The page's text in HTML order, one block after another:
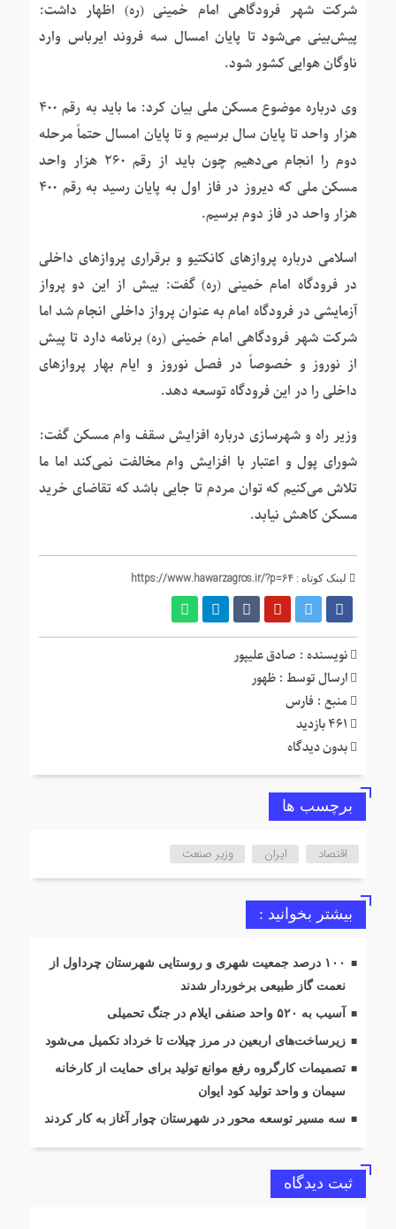
شرکت شهر فرودگاهی امام خمینی (ره) اظهار داشت:
پیش‌بینی می‌شود تا پایان امسال سه فروند ایرباس وارد
ناوگان هوایی کشور شود.
وی درباره موضوع مسکن ملی بیان کرد: ما باید به رقم ۴۰۰
هزار واحد تا پایان سال برسیم و تا پایان امسال حتماً مرحله
دوم را انجام می‌دهیم چون باید از رقم ۲۶۰ هزار واحد
مسکن ملی که دیروز در فاز اول به پایان رسید به رقم ۴۰۰
هزار واحد در فاز دوم برسیم.
اسلامی درباره پروازهای کانکتیو و برقراری پروازهای داخلی
در فرودگاه امام خمینی (ره) گفت: بیش از این دو پرواز
آزمایشی در فرودگاه امام به عنوان پرواز داخلی انجام شد اما
شرکت شهر فرودگاهی امام خمینی (ره) برنامه دارد تا پیش
از نوروز و خصوصاً در فصل نوروز و ایام بهار پروازهای
داخلی را در این فرودگاه توسعه دهد.
وزیر راه و شهرسازی درباره افزایش سقف وام مسکن گفت:
شورای پول و اعتبار با افزایش وام مخالفت نمی‌کند اما ما
تلاش می‌کنیم که توان مردم تا جایی باشد که تقاضای خرید
مسکن کاهش نیابد.
لینک کوتاه : https://www.hawarzagros.ir/?p=64
نویسنده : صادق علیپور
ارسال توسط : ظهور
منبع : فارس
بدون دیدگاه
برچسب ها
اقتصاد ایران وزیر صنعت
بیشتر بخوانید :
۱۰۰ درصد جمعیت شهری و روستایی شهرستان چرداول از
نعمت گاز طبیعی برخوردار شدند
آسیب به ۵۲۰ واحد صنفی ایلام در جنگ تحمیلی
زیرساخت‌های اربعین در مرز چیلات تا خرداد تکمیل می‌شود
تصمیمات کارگروه رفع موانع تولید برای حمایت از کارخانه
سیمان و واحد تولید کود ایوان
سه مسیر توسعه محور در شهرستان چوار آغاز به کار کردند
ثبت دیدگاه